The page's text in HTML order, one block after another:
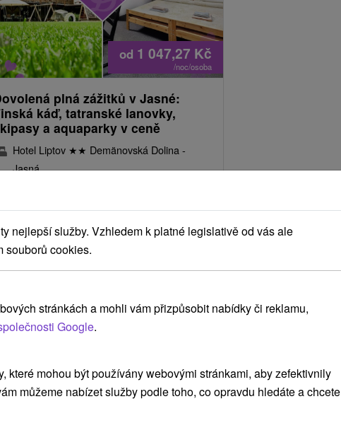
od 1 047,27 Kč
/noc/osoba
plná zážitků v Jasné:
káď, tatranské lanovky,
a aquaparky v ceně
Hotel Liptov ★★ Demänovská Dolina -
Jasná
8,9 (11 recenzí)Od 1 Noci
Polopenze
si pobyt a získejte skipasy/lístky na
do středisek Jasná a Vysoké Tatry a
nejlepší služby. Vzhledem k platné legislativě od vás ale
souborů cookies.
stránkách a mohli vám přizpůsobit nabídky či reklamu,
Google.
které mohou být používány webovými stránkami, aby zefektivnily
můžeme nabízet služby podle toho, co opravdu hledáte a chcete